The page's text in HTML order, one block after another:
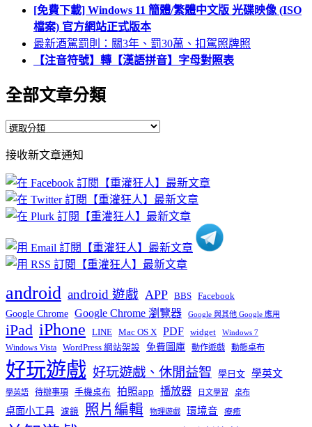
[免費下載] Windows 11 簡體/繁體中文版 光碟映像 (ISO
檔案) 官方網站正式版本
最新酒駕罰則：關3年、罰30萬、扣駕照牌照
【注音符號】轉【漢語拼音】字母對照表
全部文章分類
全
文
章
分
類
接收新文章通知
android android 遊戲 APP BBS Facebook
Google Chrome Google Chrome 瀏覽器 Google 與其他 Google 應用
iPad iPhone LINE Mac OS X PDF widget Windows 7
Windows Vista WordPress 網站架設 免費圖庫 動作遊戲 動態桌布
好玩遊戲 好玩遊戲、休閒益智 學日文 學英文
學英語 待辦事項 手機桌布 拍照app 播放器 日文學習 桌布
桌面小工具 濾鏡 照片編輯 物理遊戲 環境音 療癒